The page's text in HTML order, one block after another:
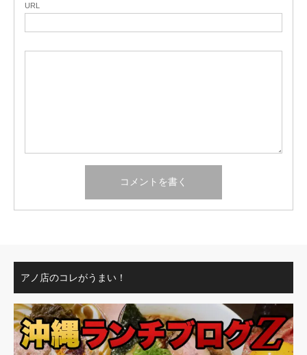
URL
アノ店のコレがうまい！